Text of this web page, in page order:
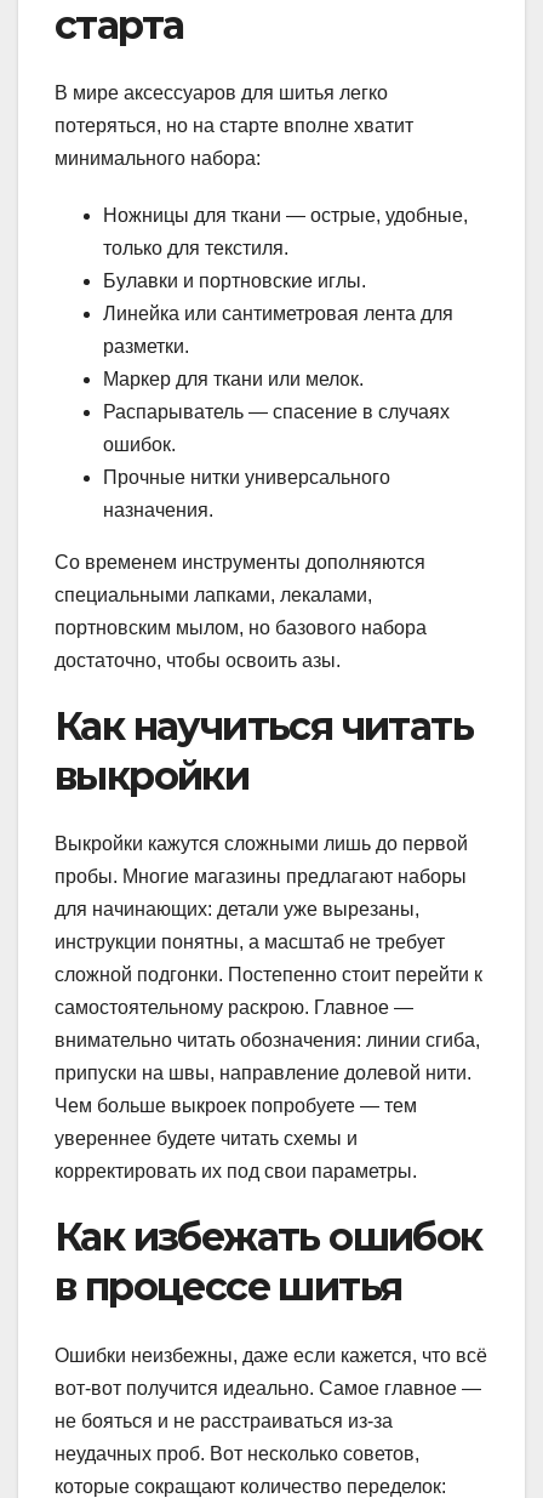
старта
В мире аксессуаров для шитья легко
потеряться, но на старте вполне хватит
минимального набора:
Ножницы для ткани — острые, удобные,
только для текстиля.
Булавки и портновские иглы.
Линейка или сантиметровая лента для
разметки.
Маркер для ткани или мелок.
Распарыватель — спасение в случаях
ошибок.
Прочные нитки универсального
назначения.
Со временем инструменты дополняются
специальными лапками, лекалами,
портновским мылом, но базового набора
достаточно, чтобы освоить азы.
Как научиться читать
выкройки
Выкройки кажутся сложными лишь до первой
пробы. Многие магазины предлагают наборы
для начинающих: детали уже вырезаны,
инструкции понятны, а масштаб не требует
сложной подгонки. Постепенно стоит перейти к
самостоятельному раскрою. Главное —
внимательно читать обозначения: линии сгиба,
припуски на швы, направление долевой нити.
Чем больше выкроек попробуете — тем
увереннее будете читать схемы и
корректировать их под свои параметры.
Как избежать ошибок
в процессе шитья
Ошибки неизбежны, даже если кажется, что всё
вот-вот получится идеально. Самое главное —
не бояться и не расстраиваться из-за
неудачных проб. Вот несколько советов,
которые сокращают количество переделок: